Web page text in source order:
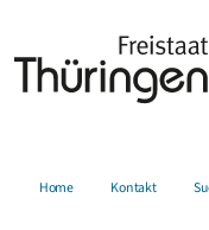
Home Kontakt